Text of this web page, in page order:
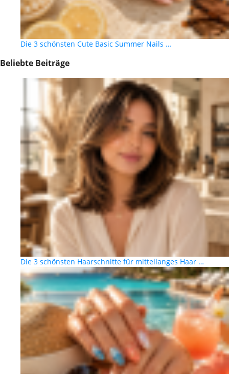
Die 3 schönsten Cute Basic Summer Nails …
Beliebte Beiträge
Die 3 schönsten Haarschnitte für mittellanges Haar …